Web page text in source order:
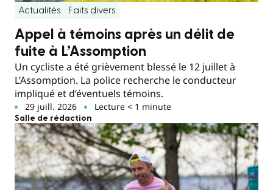
Actualités Faits divers
Appel à témoins après un délit de
fuite à L’Assomption
Un cycliste a été grièvement blessé le 12 juillet à
L’Assomption. La police recherche le conducteur
impliqué et d’éventuels témoins.
29 juill. 2026 Lecture < 1 minute
Salle de rédaction